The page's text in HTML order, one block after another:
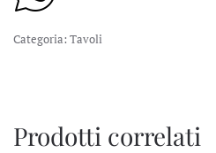
Categoria: Tavoli
Prodotti correlati